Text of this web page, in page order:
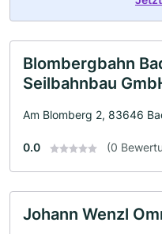
Blombergbahn
Seilbahnbau
Am Blomberg 2, 83646
0.0 (0
Johann Wenzl